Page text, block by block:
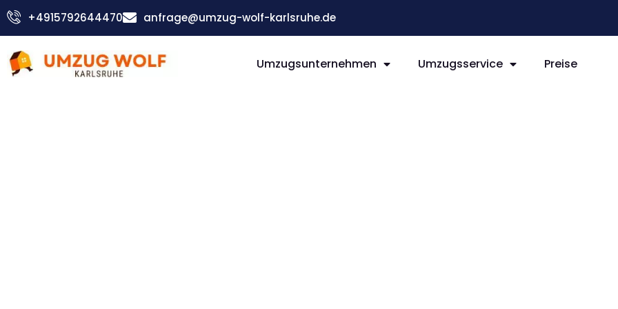
Zum
Inhalt
+4915792644470 anfrage@umzug-wolf-karlsruhe.de
Umzugsunternehmen Umzugsservice Preise